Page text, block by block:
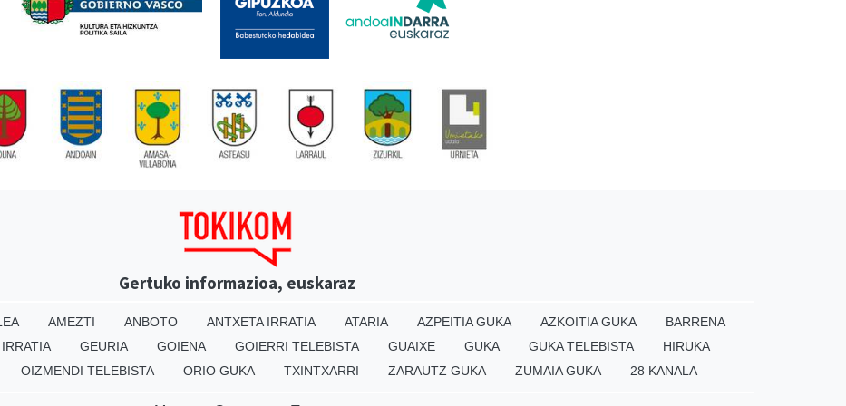
Gertuko informazioa, euskaraz
AMEZTI ANBOTO ANTXETA IRRATIA ATARIA AZPEITIA GUKA AZKOITIA GUKA
BARRENA
GEURIA GOIENA GOIERRI TELEBISTA GUAIXE GUKA GUKA TELEBISTA
HIRUKA
OIZMENDI TELEBISTA ORIO GUKA TXINTXARRI ZARAUTZ GUKA ZUMAIA GUKA 28 KANALA